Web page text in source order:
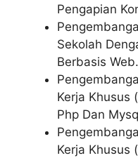
Pengapian
Sekolah
Berbasis Web.
Kerja Khusus
Php Dan
Kerja Khusus